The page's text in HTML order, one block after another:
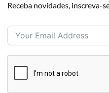
Receba novidades, inscreva-